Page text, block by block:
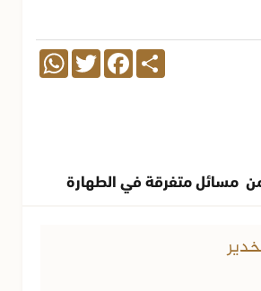
Share
Facebook
Twitter
WhatsApp
مسائل متفرقة في الطهارة